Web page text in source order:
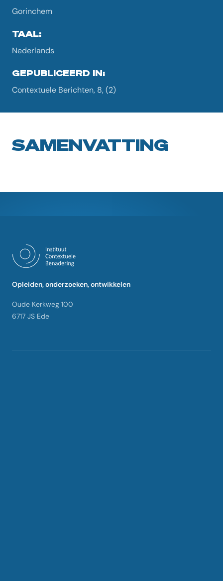
Gorinchem
TAAL:
Nederlands
GEPUBLICEERD IN:
Contextuele Berichten, 8, (2)
SAMENVATTING
Opleiden, onderzoeken, ontwikkelen
Oude Kerkweg 100
6717 JS Ede